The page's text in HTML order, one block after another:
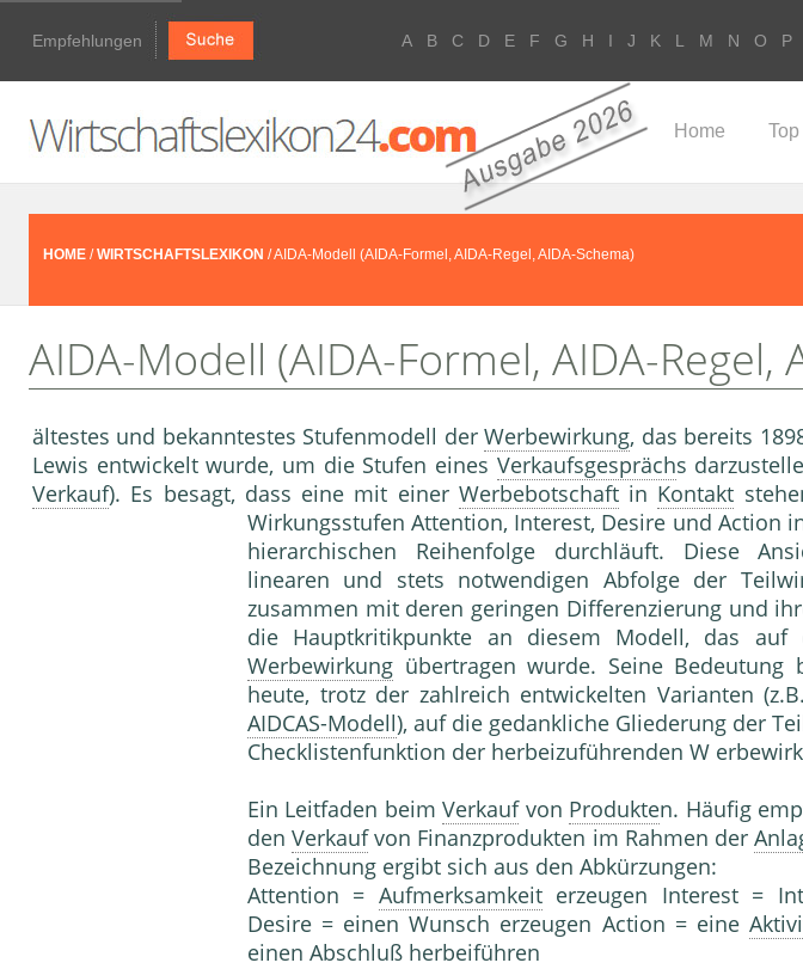
Empfehlungen A B C D E F G H I J K L M N O P
Home
HOME /WIRTSCHAFTSLEXIKON / AIDA-Modell (AIDA-Formel, AIDA-Regel, AIDA-Schema)
AIDA-Modell (AIDA-Formel, AIDA-Regel,
ältestes und bekanntestes Stufenmodell derWerbewirkung, das bereits
Lewis entwickelt wurde, um die Stu­fen eines Verkaufsgesprächs
Verkauf). Es besagt, dass ei­ne mit einer Werbebotschaftin Kontakt
Wirkungsstufen Attention, Interest, Desire und Action
hierarchischen Reihenfolge durchläuft. Die­se
linearen und stets not­wendigen Abfolge der
zusammen mit deren geringen Differenzie­rung und
die Hauptkri­tikpunkte an diesem Modell, das auf
Werbewirkung übertragen wurde. Seine Bedeutung
heute, trotz der zahlreich entwickelten Varianten (z.B.
AIDCAS-Modell), auf die gedankliche Gliederung der
Checklistenfunktion der herbei­zuführenden W
Ein Leitfaden beimVerkaufvon Produkten. Häufig
denVerkaufvon Finanzprodukten im Rahmen der
Bezeichnung ergibt sich aus den Abkürzungen:
Attention = Aufmerksamkeiterzeugen Interest =
Desire = einen Wunsch erzeugen Action = eine
einen Abschluß herbeiführen